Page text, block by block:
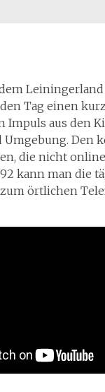
Tag einen
Impuls aus den
Umgebung. Den
die nicht
92 kann man die
örtlichen